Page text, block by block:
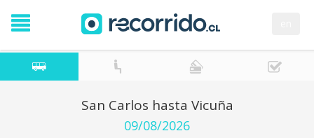
San Carlos hasta Vicuña
09/08/2026